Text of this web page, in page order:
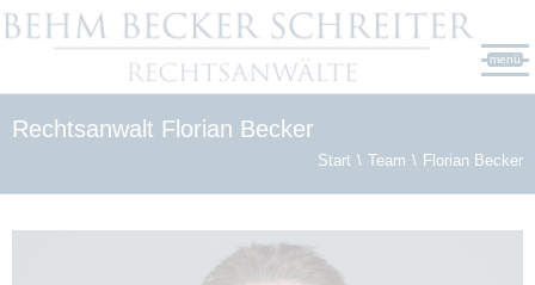
menü
Rechtsanwalt Florian Becker
Start Team Florian Becker